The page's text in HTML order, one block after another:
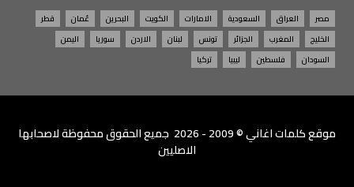
مصر العراق السعودية الامارات الكويت البحرين عُمان
قطر
الخليج
المغرب الجزائر تونس لبنان الاردن سوريا
اليمن
السودان
فلسطين ليبيا تركيا
موقعكلمات اغاني
© 2009 - 2026 جميع الحقوق محفوظة لاصحابها
الاصليين